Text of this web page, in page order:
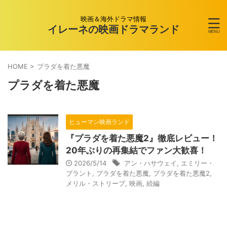
映画＆海外ドラマ情報
イレーネの映画ドラマランド
HOME > プラダを着た悪魔
プラダを着た悪魔
ヒューマン映画ランド
『プラダを着た悪魔2』徹底レビュー！
20年ぶりの再集結でファン大歓喜！
2026/5/14 アン・ハサウェイ
エミリー・
ブラント
プラダを着た悪魔 プラダを着た悪魔2
メリル・ストリープ, 映画 続編